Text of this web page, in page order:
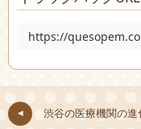
https://
渋谷の医療機関の進